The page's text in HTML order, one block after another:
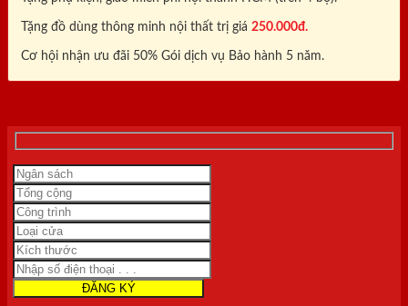
Tặng đồ dùng thông minh nội thất trị giá 250.000đ.
Cơ hội nhận ưu đãi 50% Gói dịch vụ Bảo hành 5 năm.